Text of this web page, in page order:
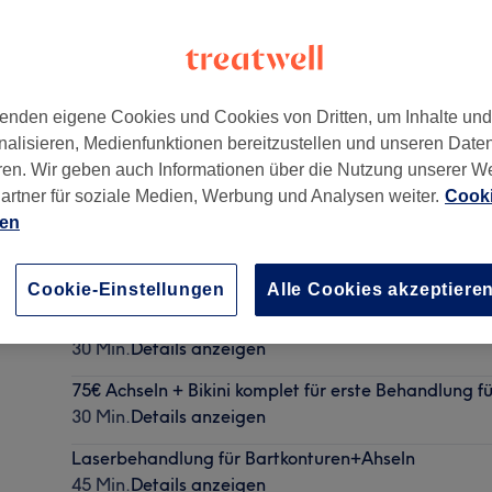
30 Min. - 1 Std.Details anzeigen
Achseln+Bikini klasich für Teenager
30 Min.Details anzeigen
75€ Achseln + Bikini komplet für erste Behandlung
30 Min.Details anzeigen
Laserbehandlung für Bartkonturen+Ahseln
45 Min.Details anzeigen
eigene Cookies und Cookies von Dritten, um Inhalte
Medienfunktionen bereitzustellen und unseren
Wir geben auch Informationen über die Nutzung unserer
für soziale Medien, Werbung und Analysen weiter.
Cookie-Einstellungen Alle Cookies